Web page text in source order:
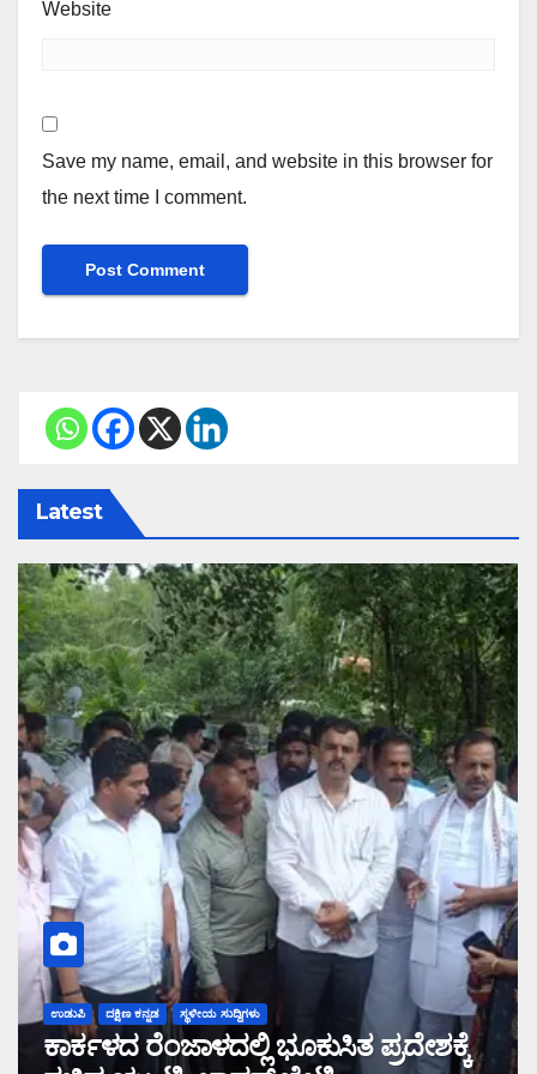
Website
Save my name, email, and website in this browser for
the next time I comment.
Latest
ಉಡುಪಿ ದಕ್ಷಿಣ ಕನ್ನಡ ಸ್ಥಳೀಯ ಸುದ್ದಿಗಳು
ಕಾರ್ಕಳದ ರೆಂಜಾಳದಲ್ಲಿ ಭೂಕುಸಿತ ಪ್ರದೇಶಕ್ಕೆ